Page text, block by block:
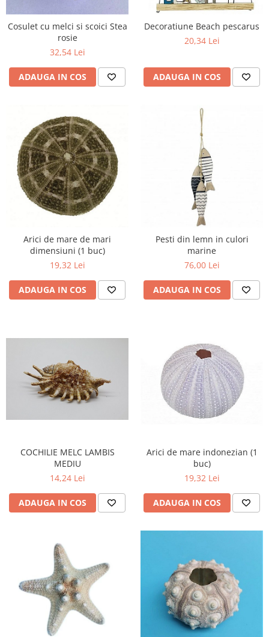
Decoratiuni care se agata
Tablouri
Cosulet cu melci si scoici Stea
rosie
32,54 Lei
ADAUGA IN COS
Decoratiune Beach pescarus
20,34 Lei
ADAUGA IN COS
Arici de mare de mari
dimensiuni (1 buc)
19,32 Lei
ADAUGA IN COS
Pesti din lemn in culori
marine
76,00 Lei
ADAUGA IN COS
COCHILIE MELC LAMBIS
MEDIU
14,24 Lei
ADAUGA IN COS
Arici de mare indonezian (1
buc)
19,32 Lei
ADAUGA IN COS